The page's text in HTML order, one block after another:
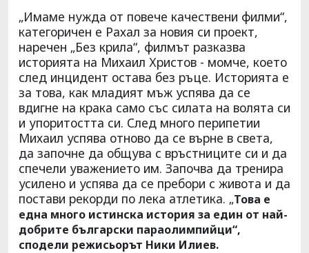
„Имаме нужда от повече качествени филми“,
категоричен е Рахал за новия си проект,
наречен „Без крила“, филмът разказва
историята на Михаил Христов - момче, което
след инцидент остава без ръце. Историята е
за това, как младият мъж успява да се
вдигне на крака само със силата на волята си
и упоритостта си. След много перипетии
Михаил успява отново да се върне в света,
да започне да общува с връстниците си и да
спечели уважението им. Започва да тренира
усилено и успява да се пребори с живота и да
постави рекорди по лека атлетика. „Това е
една много истинска история за един от най-
добрите български параолимпийци“,
сподели режисьорът Ники Илиев.